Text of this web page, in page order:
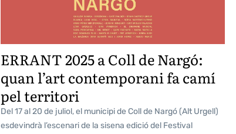
ERRANT 2025 a Coll de Nargó:
quan l’art contemporani fa camí
pel territori
Del 17 al 20 de juliol, el municipi de Coll de Nargó (Alt Urgell)
esdevindrà l’escenari de la sisena edició del Festival